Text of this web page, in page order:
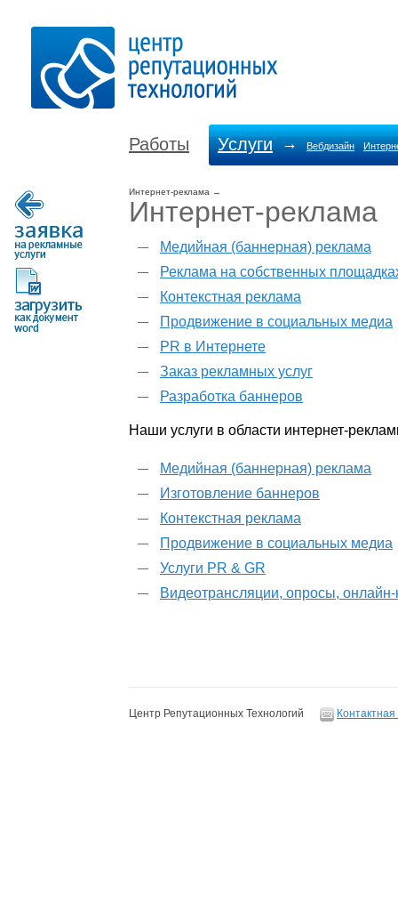
Работы Услуги → Вебдизайн
Интернет-реклама →
Интернет-реклама
Медийная (баннерная) реклама
Реклама на собственных
Контекстная реклама
Продвижение в социальных медиа
PR в Интернете
Заказ рекламных услуг
Разработка баннеров
Наши услуги в области интернет-
Медийная (баннерная) реклама
Изготовление баннеров
Контекстная реклама
Продвижение в социальных медиа
Услуги PR & GR
Видеотрансляции, опросы,
Центр Репутационных Технологий